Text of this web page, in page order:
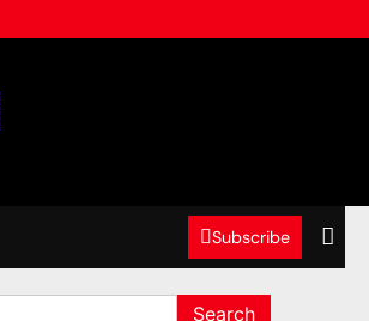
Subscribe